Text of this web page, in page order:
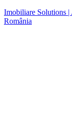
Imobiliare Solutions |
România